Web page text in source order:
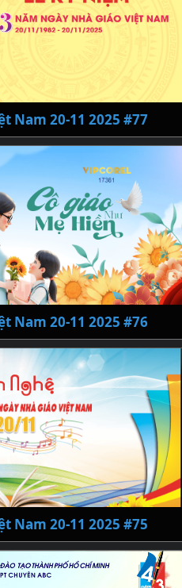
Nam 20-11 2025 #77
Nam 20-11 2025 #76
Nam 20-11 2025 #75